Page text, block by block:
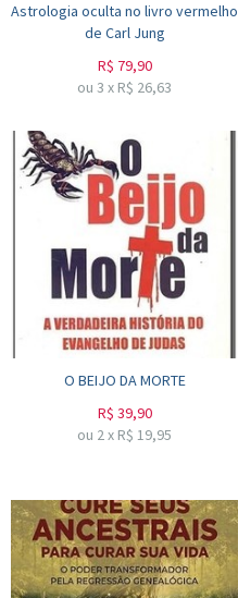
Astrologia oculta no livro vermelho
de Carl Jung
R$ 79,90
ou 3 x R$ 26,63
O BEIJO DA MORTE
R$ 39,90
ou 2x R$ 19,95